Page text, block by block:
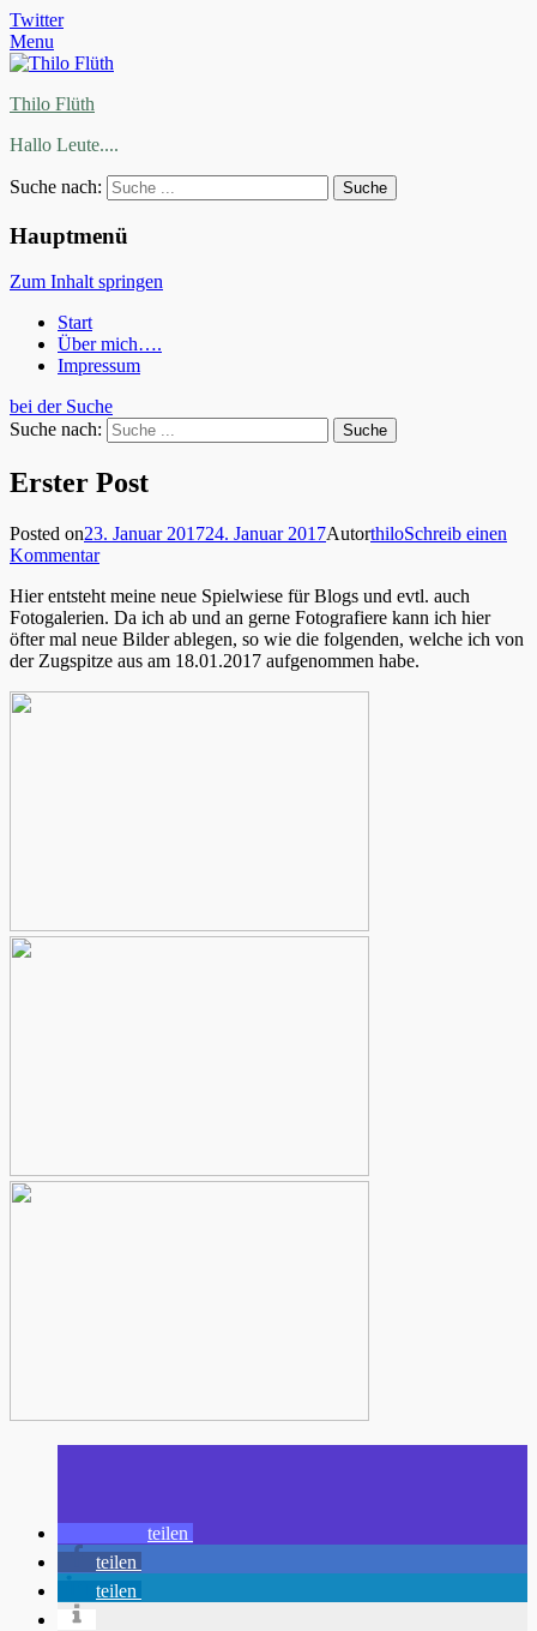
Twitter
Menu
Thilo Flüth
Hallo Leute....
Suche nach:
Hauptmenü
Zum Inhalt springen
Start
Über mich….
Impressum
bei der Suche
Suche nach:
Erster Post
Posted on23. Januar 201724. Januar 2017AutorthiloSchreib einen
Kommentar
Hier entsteht meine neue Spielwiese für Blogs und evtl. auch
Fotogalerien. Da ich ab und an gerne Fotografiere kann ich hier
öfter mal neue Bilder ablegen, so wie die folgenden, welche ich von
der Zugspitze aus am 18.01.2017 aufgenommen habe.
teilen
teilen
teilen